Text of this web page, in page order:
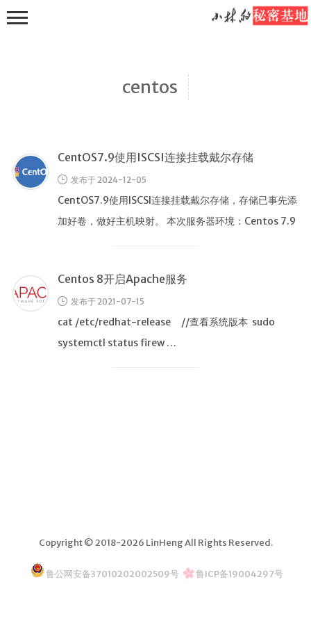
centos
CentOS7.9使用ISCSI连接挂载戴尔存储
发布于 2024-12-05
CentOS7.9使用ISCSI连接挂载戴尔存储，存储已事先添
加好卷，做好主机映射。 本次服务器环境：Centos 7.9
Centos 8开启Apache服务
发布于 2021-07-15
cat /etc/redhat-release //查看系统版本 sudo
systemctl status firew …
Copyright © 2018-2026 LinHeng All Rights Reserved.
鲁公网安备37010202002509号 鲁ICP备19004297号
主页
随手写
推荐分享
风景
邮件系统
网址导航